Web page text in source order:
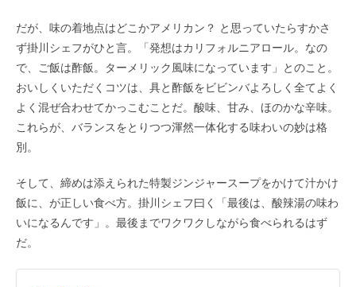
だが、味の着地点はどこかアメリカン？ と思っていたらすかさ
ず掛川シェフがひと言。「発想はカリフォルニアロール。なの
で、ご飯は酢飯。ターメリック風味になっています」とのこと。
おいしくいただくコツは、具と酢飯をビビンバよろしく全てよく
よく混ぜ合わせてかっこむことだ。酸味、甘み、ほのかな辛味。
これらが、バランスをとりつつ渾然一体化する味わいの妙は格
別。
そして、締めは添えられた特製ジンジャースープをかけて汁かけ
飯に、が正しい食べ方。掛川シェフ曰く「最後は、酸辣湯の味わ
いになるんです」。最後までワクワクしながら食べられるはず
だ。